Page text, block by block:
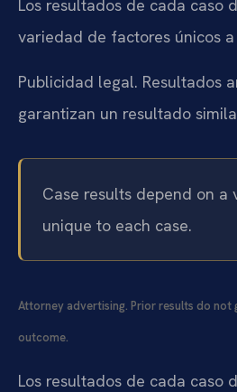
Los resultados de cada caso
variedad de factores únicos
Publicidad legal. Resultados
garantizan un resultado
Case results depend on
unique to each case.
Attorney advertising. Prior results do not
outcome.
Los resultados de cada caso